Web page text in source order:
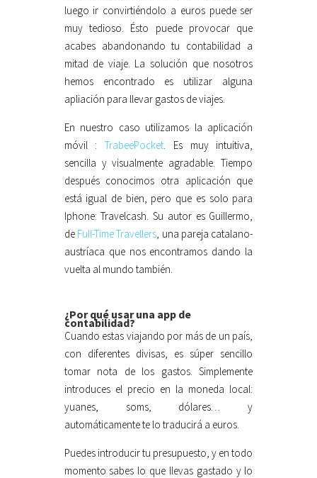
luego ir convirtiéndolo a euros puede ser
muy tedioso. Ésto puede provocar que
acabes abandonando tu contabilidad a
mitad de viaje. La solución que nosotros
hemos encontrado es utilizar alguna
apliación para llevar gastos de viajes.
En nuestro caso utilizamos la aplicación
móvil :TrabeePocket. Es muy intuitiva,
sencilla y visualmente agradable. Tiempo
después conocimos otra aplicación que
está igual de bien, pero que es solo para
Iphone: Travelcash. Su autor es Guillermo,
de Full-Time Travellers, una pareja catalano-
austríaca que nos encontramos dando la
vuelta al mundo también.
¿Por qué usar una app de
contabilidad?
Cuando estas viajando por más de un país,
con diferentes divisas, es súper sencillo
tomar nota de los gastos. Simplemente
introduces el precio en la moneda local:
yuanes, soms, dólares… y
automáticamente te lo traducirá a euros.
Puedes introducir tu presupuesto, y en todo
momento sabes lo que llevas gastado y lo